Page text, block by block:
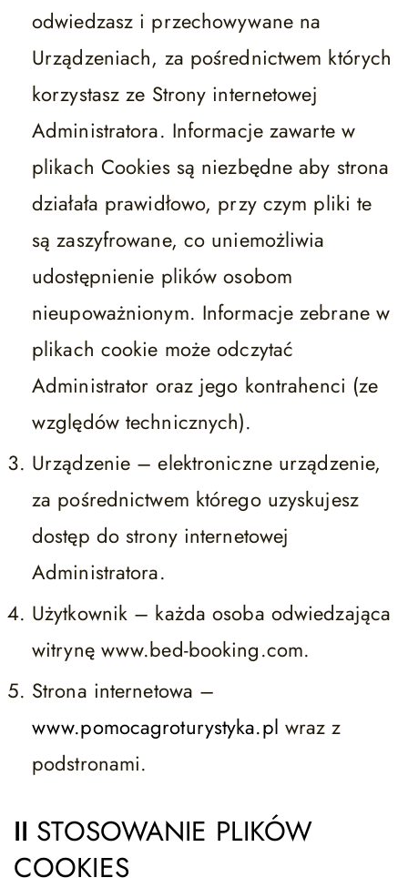
odwiedzasz i przechowywane na
Urządzeniach, za pośrednictwem których
korzystasz ze Strony internetowej
Administratora. Informacje zawarte w
plikach Cookies są niezbędne aby strona
działała prawidłowo, przy czym pliki te
są zaszyfrowane, co uniemożliwia
udostępnienie plików osobom
nieupoważnionym. Informacje zebrane w
plikach cookie może odczytać
Administrator oraz jego kontrahenci (ze
względów technicznych).
Urządzenie – elektroniczne urządzenie,
za pośrednictwem którego uzyskujesz
dostęp do strony internetowej
Administratora.
Użytkownik – każda osoba odwiedzająca
witrynę www.bed-booking.com.
Strona internetowa –
www.pomocagroturystyka.pl wraz z
podstronami.
II STOSOWANIE PLIKÓW
COOKIES